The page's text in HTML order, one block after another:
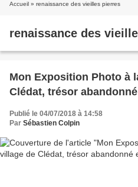
Accueil » renaissance des vieilles pierres
renaissance des
Mon Exposition Photo à
Clédat, trésor
Publié le 04/07/2018 à 14:58
Par Sébastien Colpin